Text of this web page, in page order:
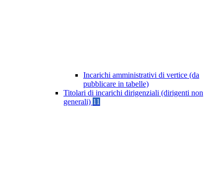
Incarichi amministrativi di vertice (da
pubblicare in tabelle)
Titolari di incarichi dirigenziali (dirigenti non
generali) 11